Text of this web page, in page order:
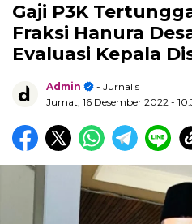
Gaji P3K
Fraksi Hanura
Evaluasi Kepala
Admin
- Jurnalis
Jumat, 16 Desember 2022 -